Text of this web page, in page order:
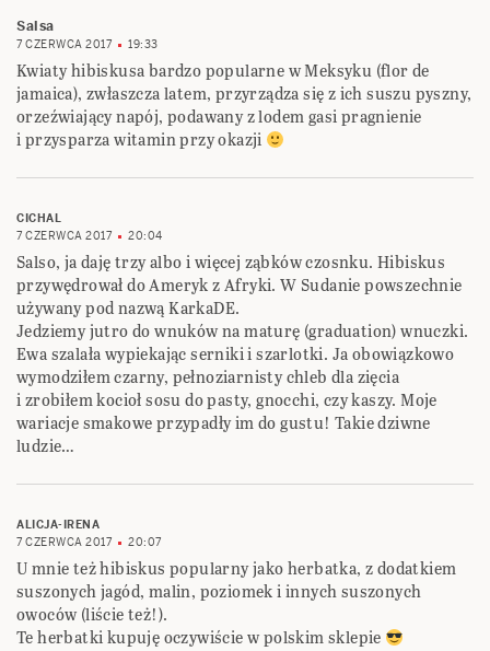
Salsa
7 CZERWCA 2017 19:33
Kwiaty hibiskusa bardzo popularne w Meksyku (flor de
jamaica), zwłaszcza latem, przyrządza się z ich suszu pyszny,
orzeźwiający napój, podawany z lodem gasi pragnienie
i przysparza witamin przy okazji
CICHAL
7 CZERWCA 2017
20:04
Salso, ja daję trzy albo i więcej ząbków czosnku. Hibiskus
przywędrował do Ameryk z Afryki. W Sudanie powszechnie
używany pod nazwą KarkaDE.
Jedziemy jutro do wnuków na maturę (graduation) wnuczki.
Ewa szalała wypiekając serniki i szarlotki. Ja obowiązkowo
wymodziłem czarny, pełnoziarnisty chleb dla zięcia
i zrobiłem kocioł sosu do pasty, gnocchi, czy kaszy. Moje
wariacje smakowe przypadły im do gustu! Takie dziwne
ludzie…
ALICJA-IRENA
7 CZERWCA 2017
20:07
U mnie też hibiskus popularny jako herbatka, z dodatkiem
suszonych jagód, malin, poziomek i innych suszonych
owoców (liście też!).
Te herbatki kupuję oczywiście w polskim sklepie